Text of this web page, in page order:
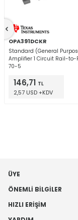
OPA391DCKR
Standard (General
Amplifier 1 Circuit Rail-to-
70-5
146,71 TL
2,57 USD +KDV
ÜYE
ÖNEMLI BILGILER
HIZLI ERIŞIM